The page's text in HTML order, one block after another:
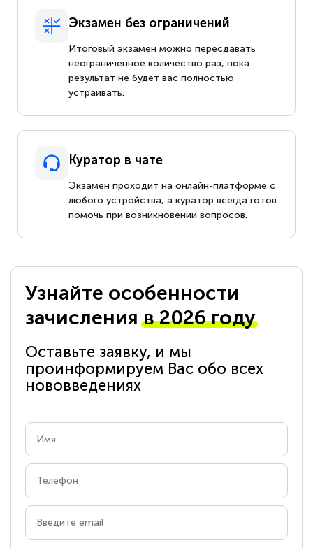
Экзамен без ограничений
Итоговый экзамен можно пересдавать
неограниченное количество раз, пока
результат не будет вас полностью
устраивать.
Куратор в чате
Экзамен проходит на онлайн-платформе с
любого устройства, а куратор всегда готов
помочь при возникновении вопросов.
Узнайте особенности
зачисленияв 2026 году
Оставьте заявку, и мы
проинформируем Вас обо всех
нововведениях